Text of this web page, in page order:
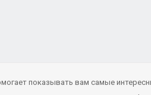
показывать вам самые